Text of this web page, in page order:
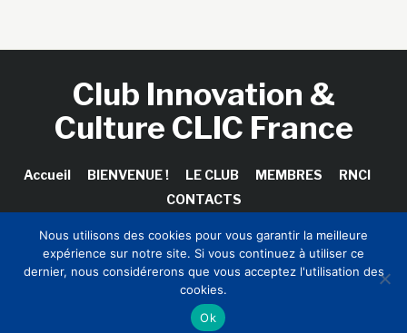
Club Innovation &
Culture CLIC France
Accueil BIENVENUE ! LE CLUB MEMBRES
RNCI
CONTACTS
Copyright © 2026 Club Innovation & Culture CLIC France /
Sinapses Conseils
Nous utilisons des cookies pour vous garantir la meilleure
expérience sur notre site. Si vous continuez à utiliser ce
dernier, nous considérerons que vous acceptez l'utilisation des
cookies.
Ok